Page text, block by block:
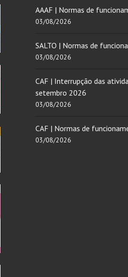
AAAF | Normas de
03/08/2026
SALTO | Normas de
03/08/2026
CAF | Interrupção das
setembro 2026
03/08/2026
CAF | Normas de
03/08/2026